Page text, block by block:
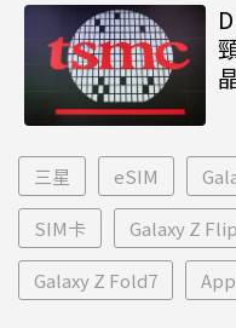
三星 eSIM
SIM卡 Galaxy Z
Galaxy Z Fold7